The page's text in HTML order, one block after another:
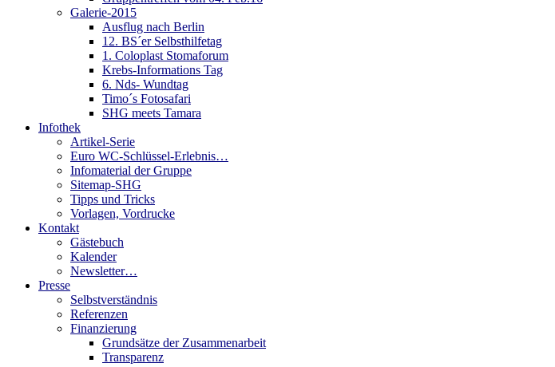
Galerie-2015
Ausflug nach Berlin
12. BS´er Selbsthilfetag
1. Coloplast Stomaforum
Krebs-Informations Tag
6. Nds- Wundtag
Timo´s Fotosafari
SHG meets Tamara
Infothek
Artikel-Serie
Euro WC-Schlüssel-Erlebnis…
Infomaterial der Gruppe
Sitemap-SHG
Tipps und Tricks
Vorlagen, Vordrucke
Kontakt
Gästebuch
Kalender
Newsletter…
Presse
Selbstverständnis
Referenzen
Finanzierung
Grundsätze der Zusammenarbeit
Transparenz